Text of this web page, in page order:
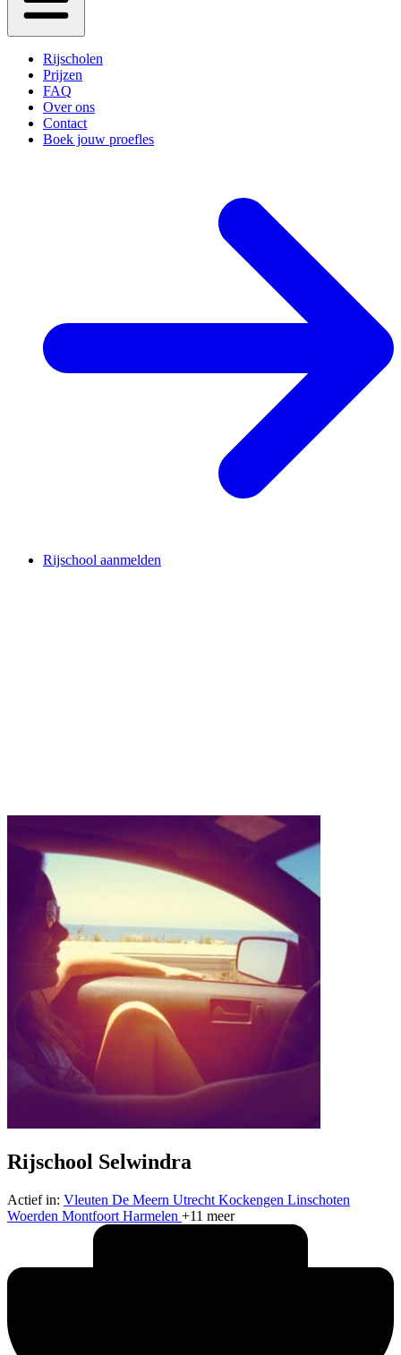
Rijscholen
Prijzen
FAQ
Over ons
Contact
Boek jouw proefles
Rijschool aanmelden
Rijschool Selwindra
Actief in: Vleuten De Meern Utrecht Kockengen Linschoten
Woerden Montfoort Harmelen +11 meer